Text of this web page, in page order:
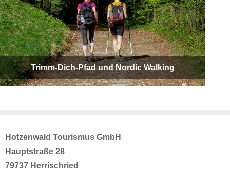
Trimm-Dich-Pfad und Nordic Walking
Hotzenwald Tourismus GmbH
Hauptstraße 28
79737 Herrischried